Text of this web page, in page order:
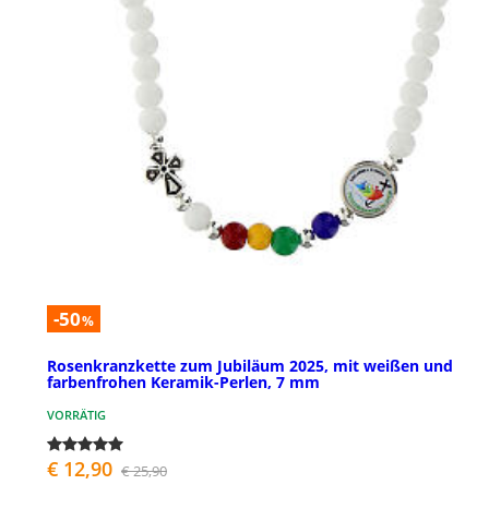
-50%
Rosenkranzkette zum Jubiläum 2025, mit weißen und
farbenfrohen Keramik-Perlen, 7 mm
VORRÄTIG
€ 12,90 € 25,90